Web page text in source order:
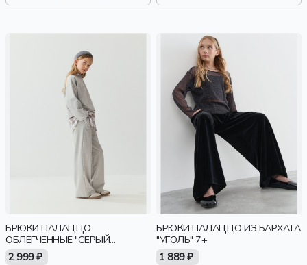
БРЮКИ ПАЛАЦЦО
ОБЛЕГЧЕННЫЕ "СЕРЫЙ
МЕЛАНЖ" 7+
2 999 ₽
БРЮКИ ПАЛАЦЦО ИЗ БАРХАТА
"УГОЛЬ" 7+
1 889 ₽